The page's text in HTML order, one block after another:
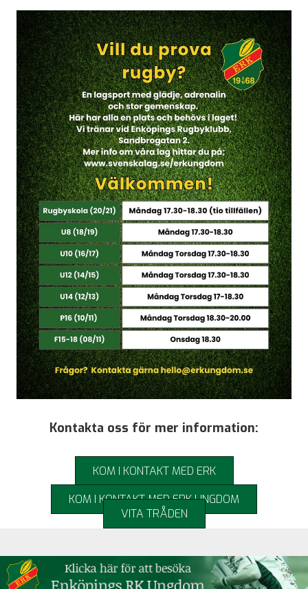
Kontakta oss för mer information:
KOM I KONTAKT MED ERK
KOM I KONTAKT MED ERK UNGDOM
VITA TRÅDEN